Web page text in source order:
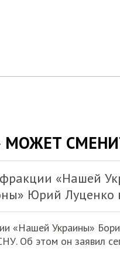
МОЖЕТ
«Нашей
Юрий Луценко
«Нашей Украины»
Об этом он заявил